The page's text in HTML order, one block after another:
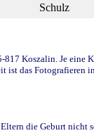
Schulz
Koszalin. Je eine
ist das Fotografieren
die Geburt nicht